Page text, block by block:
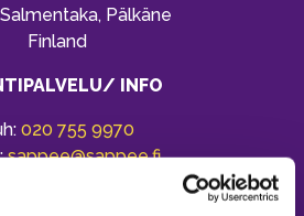
Pälkäne
Finland
INFO
020 755 9970
sappee@sappee.fi